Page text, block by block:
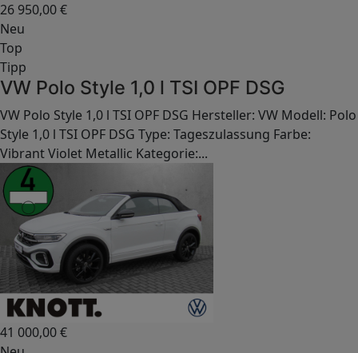
26 950,00€
Neu
Top
Tipp
VW Polo Style 1,0 l TSI OPF DSG
VW Polo Style 1,0 l TSI OPF DSG Hersteller: VW Modell: Polo
Style 1,0 l TSI OPF DSG Type: Tageszulassung Farbe:
Vibrant Violet Metallic Kategorie:...
41 000,00€